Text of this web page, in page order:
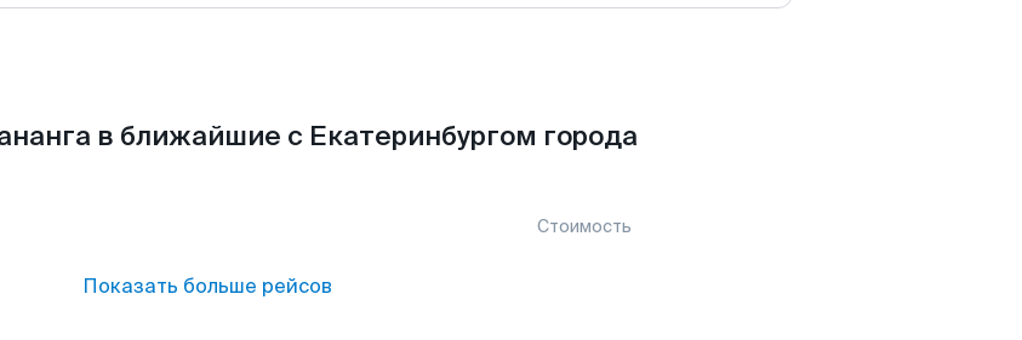
в ближайшие с Екатеринбургом города
Стоимость
Показать больше рейсов